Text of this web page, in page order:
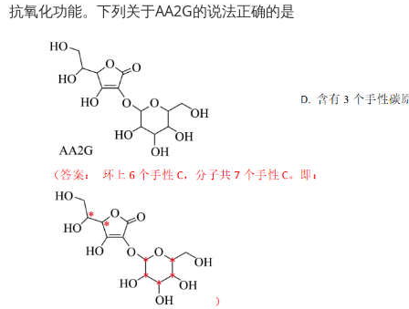
抗氧化功能。下列关于AA2G的说法正确的是